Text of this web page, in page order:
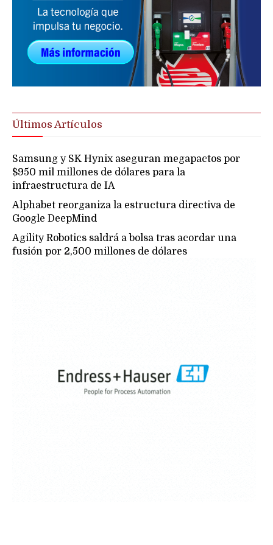
Últimos Artículos
Samsung y SK Hynix aseguran megapactos por
$950 mil millones de dólares para la
infraestructura de IA
Alphabet reorganiza la estructura directiva de
Google DeepMind
Agility Robotics saldrá a bolsa tras acordar una
fusión por 2,500 millones de dólares